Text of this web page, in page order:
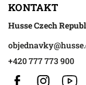
KONTAKT
Husse Czech
objednavky@
+420 777 773 900
Facebook